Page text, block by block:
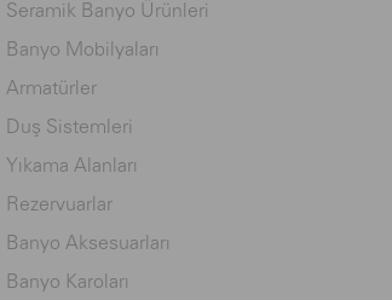
Seramik Banyo Ürünleri
Banyo Mobilyaları
Armatürler
Duş Sistemleri
Yıkama Alanları
Rezervuarlar
Banyo Aksesuarları
Banyo Karoları